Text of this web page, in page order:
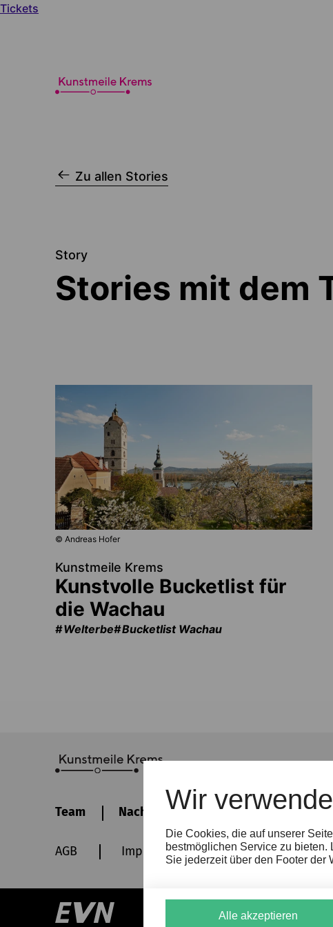
Wir
Die Cookies, die auf unserer
bestmöglichen Service zu
Sie jederzeit über den Footer der
Alle akzeptieren
Tickets
Zu allen Stories
Story
Stories mit dem
© Andreas Hofer
Kunstmeile Krems
Kunstvolle Bucketlist für
die Wachau
Welterbe Bucketlist Wachau
Team Nachhaltigkeit Kontakt
AGB Impressum Datenschutz